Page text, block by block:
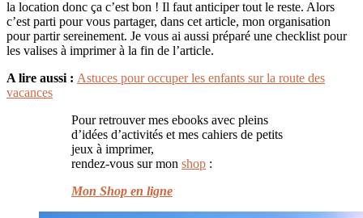
la location donc ça c’est bon ! Il faut anticiper tout le reste. Alors
c’est parti pour vous partager, dans cet article, mon organisation
pour partir sereinement. Je vous ai aussi préparé une checklist pour
les valises à imprimer à la fin de l’article.
A lire aussi : Astuces pour occuper les enfants sur la route des
vacances
Pour retrouver mes ebooks avec pleins
d’idées d’activités et mes cahiers de petits
jeux à imprimer,
rendez-vous sur mon shop :
Mon Shop en ligne